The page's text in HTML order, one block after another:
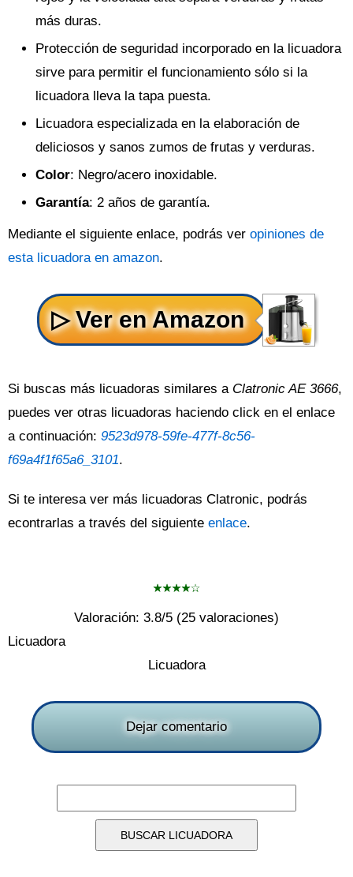
más duras.
Protección de seguridad incorporado en la licuadora
sirve para permitir el funcionamiento sólo si la
licuadora lleva la tapa puesta.
Licuadora especializada en la elaboración de
deliciosos y sanos zumos de frutas y verduras.
Color: Negro/acero inoxidable.
Garantía: 2 años de garantía.
Mediante el siguiente enlace, podrás ver opiniones de
esta licuadora en amazon.
Si buscas más licuadoras similares a Clatronic AE 3666,
puedes ver otras licuadoras haciendo click en el enlace
a continuación: 9523d978-59fe-477f-8c56-
f69a4f1f65a6_3101.
Si te interesa ver más licuadoras Clatronic, podrás
econtrarlas a través del siguiente enlace.
Valoración: 3.8/5 (25 valoraciones)
Licuadora
Licuadora
Dejar comentario